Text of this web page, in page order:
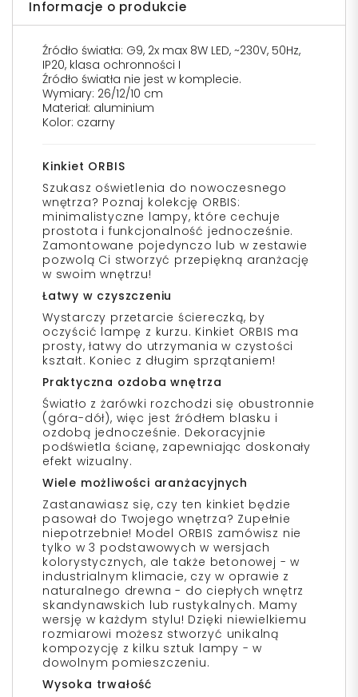
Informacje o produkcie
Źródło światła: G9, 2x max 8W LED, ~230V, 50Hz,
IP20, klasa ochronności I
Źródło światła nie jest w komplecie.
Wymiary: 26/12/10 cm
Materiał: aluminium
Kolor: czarny
Kinkiet ORBIS
Szukasz oświetlenia do nowoczesnego
wnętrza? Poznaj kolekcję ORBIS:
minimalistyczne lampy, które cechuje
prostota i funkcjonalność jednocześnie.
Zamontowane pojedynczo lub w zestawie
pozwolą Ci stworzyć przepiękną aranżację
w swoim wnętrzu!
Łatwy w czyszczeniu
Wystarczy przetarcie ściereczką, by
oczyścić lampę z kurzu. Kinkiet ORBIS ma
prosty, łatwy do utrzymania w czystości
kształt. Koniec z długim sprzątaniem!
Praktyczna ozdoba wnętrza
Światło z żarówki rozchodzi się obustronnie
(góra-dół), więc jest źródłem blasku i
ozdobą jednocześnie. Dekoracyjnie
podświetla ścianę, zapewniając doskonały
efekt wizualny.
Wiele możliwości aranżacyjnych
Zastanawiasz się, czy ten kinkiet będzie
pasował do Twojego wnętrza? Zupełnie
niepotrzebnie! Model ORBIS zamówisz nie
tylko w 3 podstawowych w wersjach
kolorystycznych, ale także betonowej - w
industrialnym klimacie, czy w oprawie z
naturalnego drewna - do ciepłych wnętrz
skandynawskich lub rustykalnych. Mamy
wersję w każdym stylu! Dzięki niewielkiemu
rozmiarowi możesz stworzyć unikalną
kompozycję z kilku sztuk lampy - w
dowolnym pomieszczeniu.
Wysoka trwałość